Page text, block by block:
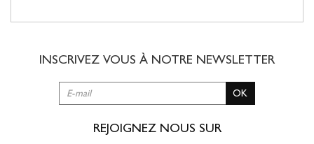
INSCRIVEZ VOUS À NOTRE NEWSLETTER
OK
REJOIGNEZ NOUS SUR